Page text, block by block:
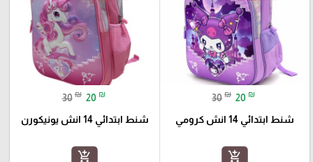
30 ₪ 20 ₪
شنط ابتدائي 14 انش كرومي
add_shopping_cart
30 ₪ 20 ₪
شنط ابتدائي 14 انش يونيكورن
add_shopping_cart